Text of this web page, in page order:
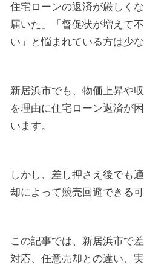
住宅ローンの返済が厳しく
届いた」「督促状が増えて
い」と悩まれている方は少な
新居浜市でも、物価上昇や
を理由に住宅ローン返済が
います。
しかし、差し押さえ後でも
却によって競売回避できる
この記事では、新居浜市で
対応、任意売却との違い、